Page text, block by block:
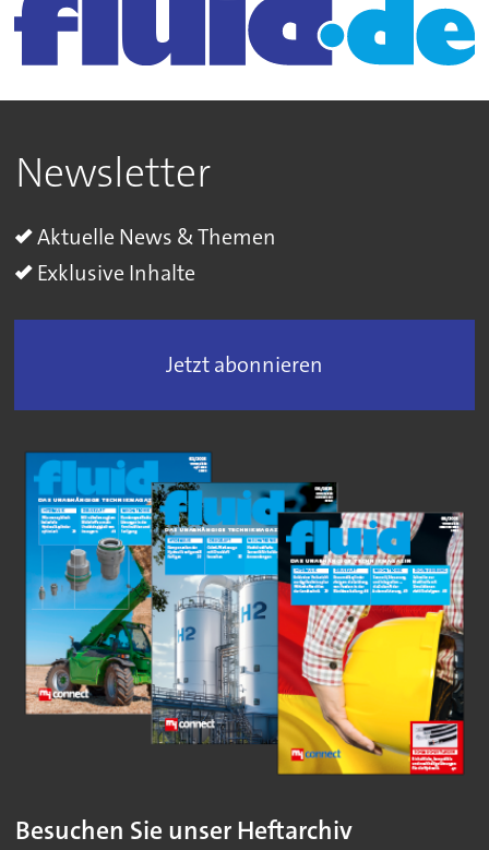
Newsletter
Aktuelle News & Themen
Exklusive Inhalte
Jetzt abonnieren
Besuchen Sie unser Heftarchiv